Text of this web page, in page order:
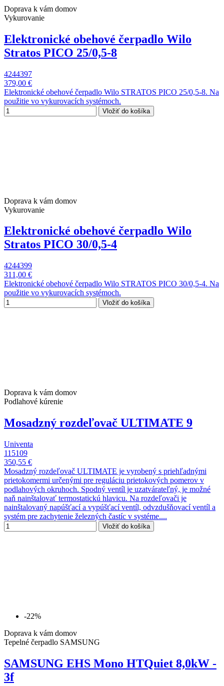
Doprava k vám domov
Vykurovanie
Elektronické obehové čerpadlo Wilo
Stratos PICO 25/0,5-8
4244397
379,00 €
Elektronické obehové čerpadlo Wilo STRATOS PICO 25/0,5-8. Na
použitie vo vykurovacích systémoch.
Vložiť do košíka
Doprava k vám domov
Vykurovanie
Elektronické obehové čerpadlo Wilo
Stratos PICO 30/0,5-4
4244399
311,00 €
Elektronické obehové čerpadlo Wilo STRATOS PICO 30/0,5-4. Na
použitie vo vykurovacích systémoch.
Vložiť do košíka
Doprava k vám domov
Podlahové kúrenie
Mosadzný rozdeľovač ULTIMATE 9
Univenta
115109
350,55 €
Mosadzný rozdeľovač ULTIMATE je vyrobený s priehľadnými
prietokomermi určenými pre reguláciu prietokových pomerov v
podlahových okruhoch. Spodný ventíl je uzatvárateľný, je možné
naň nainštalovať termostatickú hlavicu. Na rozdeľovači je
nainštalovaný napúšťací a vypúšťací ventíl, odvzdušňovací ventíl a
systém pre zachytenie železných častíc v systéme....
Vložiť do košíka
-22%
Doprava k vám domov
Tepelné čerpadlo SAMSUNG
SAMSUNG EHS Mono HTQuiet 8,0kW -
3f